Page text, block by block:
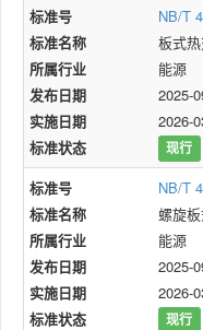
标准号
NB/T
标准名称
板式
所属行业
能源
发布日期
2025-
实施日期
2026-
标准状态
现行
标准号
NB/T
标准名称
螺旋
所属行业
能源
发布日期
2025-
实施日期
2026-
标准状态
现行